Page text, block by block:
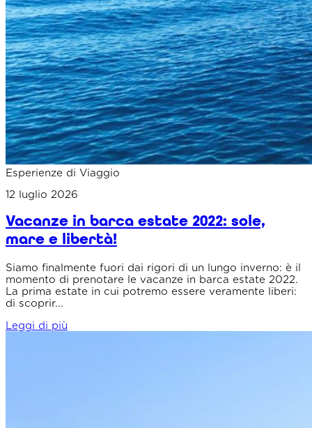
Esperienze di Viaggio
12 luglio 2026
Vacanze in barca estate 2022: sole,
mare e libertà!
Siamo finalmente fuori dai rigori di un lungo inverno: è il
momento di prenotare le vacanze in barca estate 2022.
La prima estate in cui potremo essere veramente liberi:
di scoprir...
Leggi di più